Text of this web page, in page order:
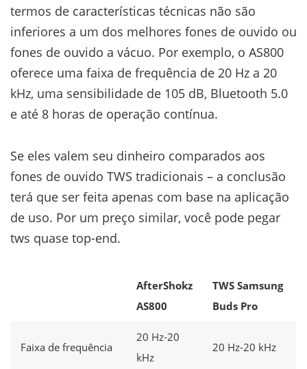
termos de características técnicas não são
inferiores a um dos melhores fones de ouvido ou
fones de ouvido a vácuo. Por exemplo, o AS800
oferece uma faixa de frequência de 20 Hz a 20
kHz, uma sensibilidade de 105 dB, Bluetooth 5.0
e até 8 horas de operação contínua.
Se eles valem seu dinheiro comparados aos
fones de ouvido TWS tradicionais – a conclusão
terá que ser feita apenas com base na aplicação
de uso. Por um preço similar, você pode pegar
tws quase top-end.
AfterShokz
AS800
TWS Samsung
Buds Pro
Faixa de frequência
20 Hz-20
kHz
20 Hz-20 kHz